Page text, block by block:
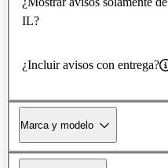
IL?
¿Incluir avisos con entrega?
Marca y modelo